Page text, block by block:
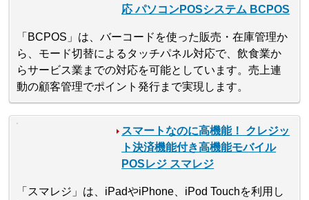
応 パソコンPOSシステム BCPOS
「BCPOS」は、バーコードを使った販売・在庫管理か
ら、モード切替によるタッチパネル対応で、飲食業か
らサービス業までの対応を可能としています。売上連
動の顧客管理でポイント発行まで実現します。
スマートなのに高機能！ クレジッ
ト決済機能付き高機能モバイル
POSレジ スマレジ
「スマレジ」は、iPadやiPhone、iPod Touchを利用し